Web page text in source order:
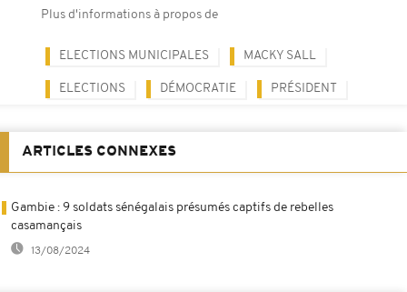
Plus d'informations à propos de
ELECTIONS MUNICIPALES MACKY SALL
ELECTIONS DÉMOCRATIE PRÉSIDENT
ARTICLES CONNEXES
Gambie : 9 soldats sénégalais présumés captifs de rebelles
casamançais
13/08/2024